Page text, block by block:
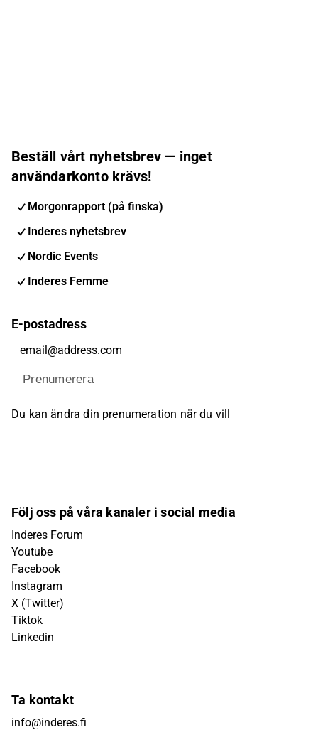
Beställ vårt nyhetsbrev — inget
användarkonto krävs!
Morgonrapport (på finska)
Inderes nyhetsbrev
Nordic Events
Inderes Femme
E-postadress
Prenumerera
Du kan ändra din prenumeration när du vill
Följ oss på våra kanaler i social media
Inderes Forum
Youtube
Facebook
Instagram
X (Twitter)
Tiktok
Linkedin
Ta kontakt
info@inderes.fi